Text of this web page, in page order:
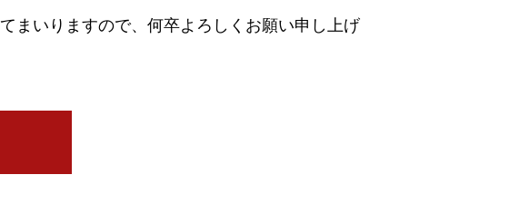
まいりますので、何卒よろしくお願い申し上げ